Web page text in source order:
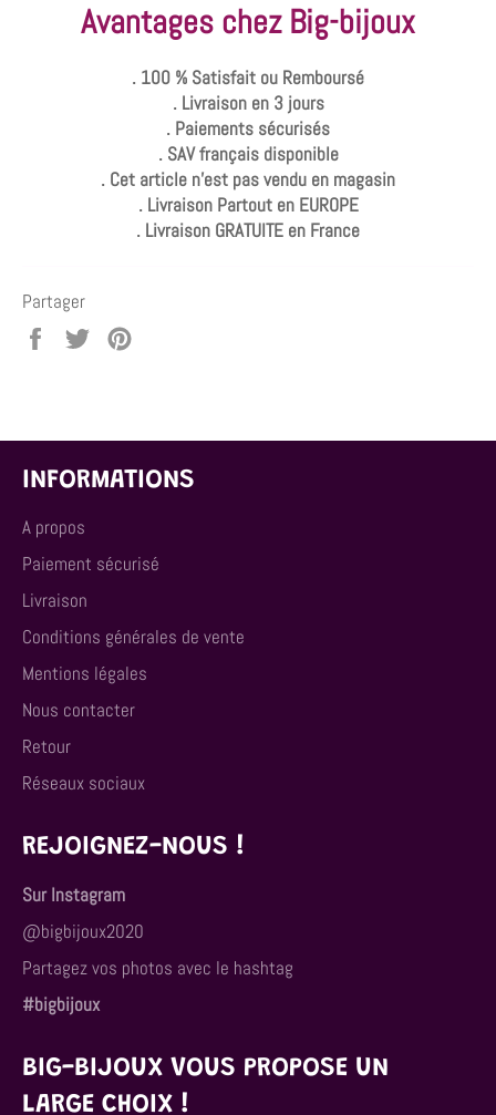
Avantages chez Big-bijoux
. 100 % Satisfait ou Remboursé
. Livraison en 3 jours
. Paiements sécurisés
. SAV français disponible
. Cet article n'est pas vendu en magasin
. Livraison Partout en EUROPE
. Livraison GRATUITE en France
Partager
PartagerTweeter
INFORMATIONS
A propos
Paiement sécurisé
Livraison
Conditions générales de vente
Mentions légales
Nous contacter
Retour
Réseaux sociaux
REJOIGNEZ-NOUS !
Sur Instagram
@bigbijoux2020
Partagez vos photos avec le hashtag
#bigbijoux
BIG-BIJOUX VOUS PROPOSE UN
LARGE CHOIX !